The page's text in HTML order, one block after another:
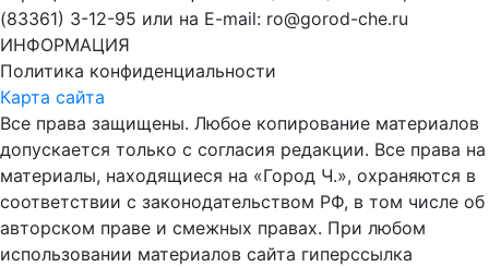
(83361) 3-12-95 или на E-mail: ro@gorod-che.ru
ИНФОРМАЦИЯ
Политика конфиденциальности
Карта сайта
Все права защищены. Любое копирование материалов
допускается только с согласия редакции. Все права на
материалы, находящиеся на «Город Ч.», охраняются в
соответствии с законодательством РФ, в том числе об
авторском праве и смежных правах. При любом
использовании материалов сайта гиперссылка